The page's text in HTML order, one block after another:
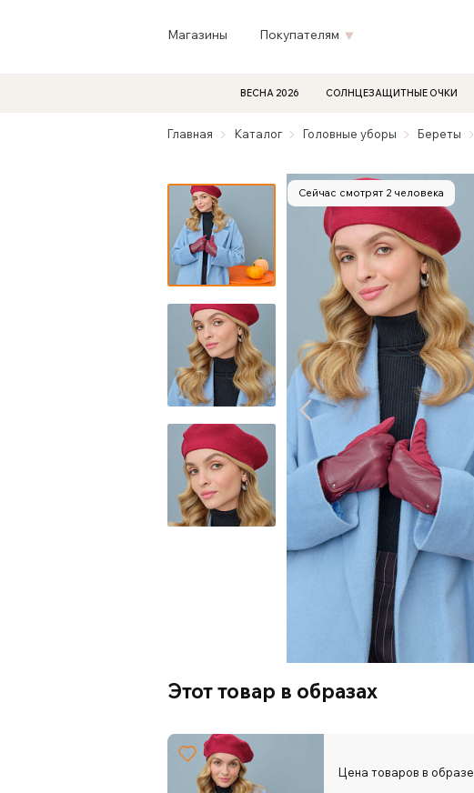
Магазины Покупателям
ВЕСНА 2026 СОЛНЦЕЗАЩИТНЫЕ ОЧКИ
Главная Каталог Головные уборы Береты
Сейчас смотрят 2 человека
Этот товар в образах
Цена товаров в образе